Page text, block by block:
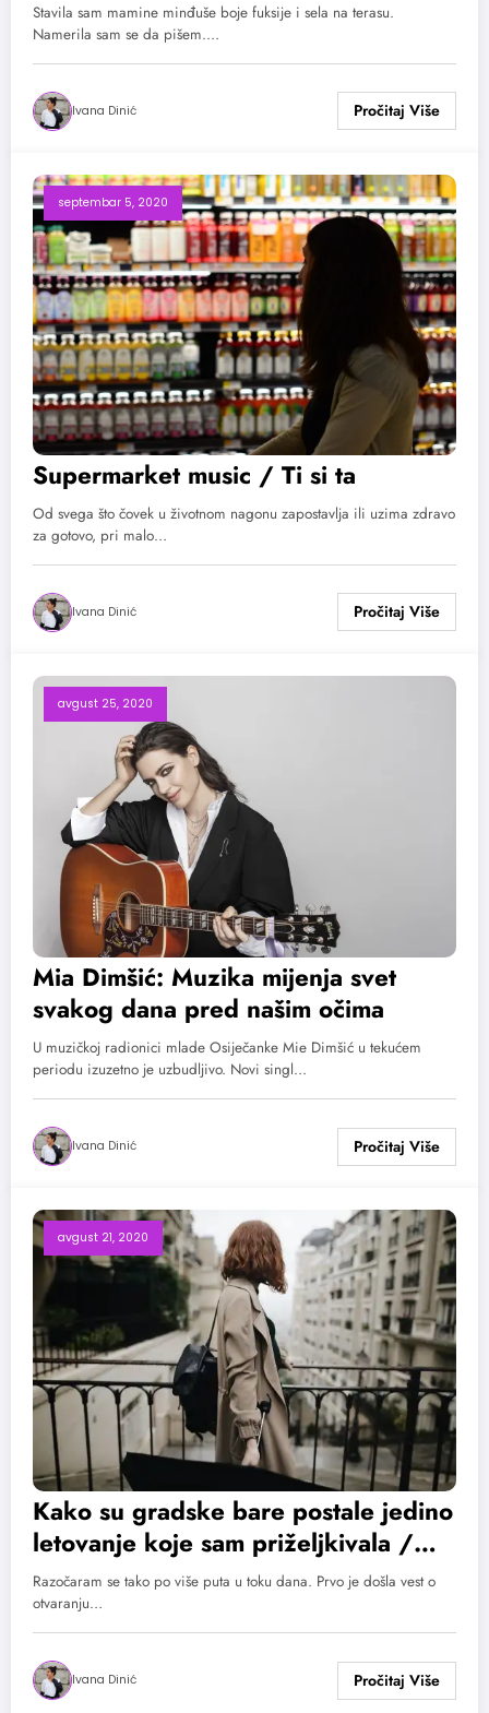
Stavila sam mamine minđuše boje fuksije i sela na terasu.
Namerila sam se da pišem.…
Ivana Dinić
septembar 5, 2020
Supermarket music / Ti si ta
Od svega što čovek u životnom nagonu zapostavlja ili uzima zdravo
za gotovo, pri malo…
Ivana Dinić
avgust 25, 2020
Mia Dimšić: Muzika mijenja svet
svakog dana pred našim očima
U muzičkoj radionici mlade Osiječanke Mie Dimšić u tekućem
periodu izuzetno je uzbudljivo. Novi singl…
Ivana Dinić
avgust 21, 2020
Kako su gradske bare postale jedino
letovanje koje sam priželjkivala /
Vacación
Razočaram se tako po više puta u toku dana. Prvo je došla vest o
otvaranju…
Ivana Dinić